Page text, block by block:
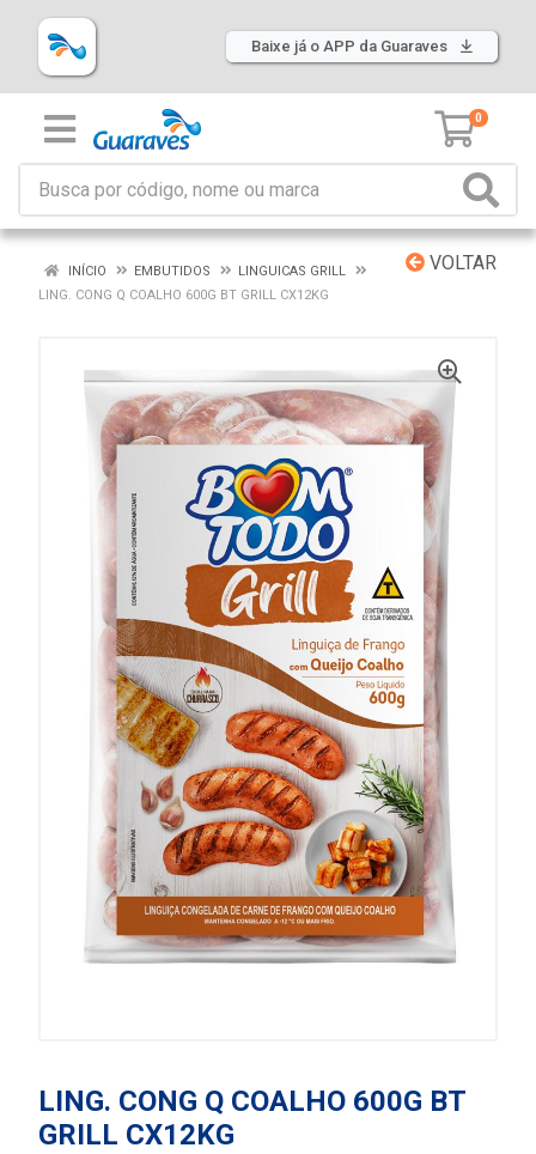
Baixe já o APP da Guaraves
0
VOLTAR
INÍCIO EMBUTIDOS
LINGUICAS GRILL
LING. CONG Q COALHO 600G BT GRILL CX12KG
LING. CONG Q COALHO 600G BT
GRILL CX12KG